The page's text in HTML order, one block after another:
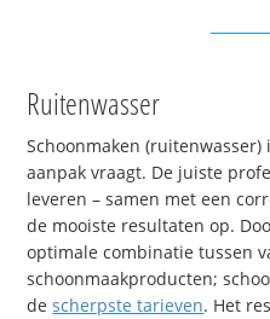
Ruitenwasser
Schoonmaken
aanpak vraagt. De juiste
leveren – samen met een
de mooiste resultaten op.
optimale combinatie tussen
schoonmaakproducten;
descherpste tarieven. Het